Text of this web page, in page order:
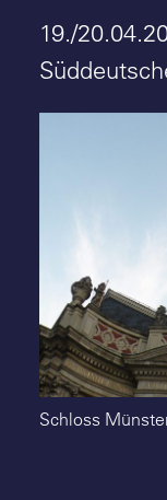
Vita
Kontakt
19./
Schloss